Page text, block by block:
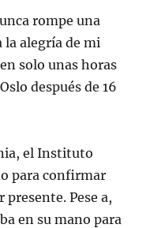
rompe una
la alegría de mi
solo unas horas
después de 16
el Instituto
para confirmar
Pese a,
en su mano para